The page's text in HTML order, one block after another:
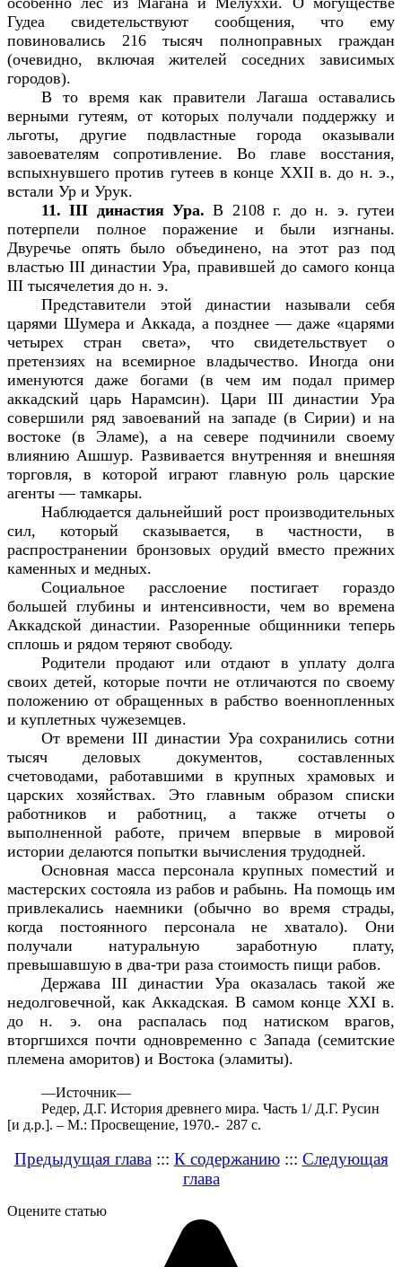
Гудеа свидетельствуют сообщения, что ему
повиновались 216 тысяч полноправных граждан
(очевидно, включая жителей соседних зависимых
городов).
В то время как правители Лагаша оставались
верными гутеям, от которых получали поддержку и
льготы, другие подвластные города оказывали
завоевателям сопротивление. Во главе восстания,
вспыхнувшего против гутеев в конце XXII в. до н. э.,
встали Ур и Урук.
11. III династия Ура. В 2108 г. до н. э. гутеи
потерпели полное поражение и были изгнаны.
Двуречье опять было объединено, на этот раз под
властью III династии Ура, правившей до самого конца
III тысячелетия до н. э.
Представители этой династии называли себя
царями Шумера и Аккада, а позднее — даже «царями
четырех стран света», что свидетельствует о
претензиях на всемирное владычество. Иногда они
именуются даже богами (в чем им подал пример
аккадский царь Нарамсин). Цари III династии Ура
совершили ряд завоеваний на западе (в Сирии) и на
востоке (в Эламе), а на севере подчинили своему
влиянию Ашшур. Развивается внутренняя и внешняя
торговля, в которой играют главную роль царские
агенты — тамкары.
Наблюдается дальнейший рост производительных
сил, который сказывается, в частности, в
распространении бронзовых орудий вместо прежних
каменных и медных.
Социальное расслоение постигает гораздо
большей глубины и интенсивности, чем во времена
Аккадской династии. Разоренные общинники теперь
сплошь и рядом теряют свободу.
Родители продают или отдают в уплату долга
своих детей, которые почти не отличаются по своему
положению от обращенных в рабство военнопленных
и куплетных чужеземцев.
От времени III династии Ура сохранились сотни
тысяч деловых документов, составленных
счетоводами, работавшими в крупных храмовых и
царских хозяйствах. Это главным образом списки
работников и работниц, а также отчеты о
выполненной работе, причем впервые в мировой
истории делаются попытки вычисления трудодней.
Основная масса персонала крупных поместий и
мастерских состояла из рабов и рабынь. На помощь им
привлекались наемники (обычно во время страды,
когда постоянного персонала не хватало). Они
получали натуральную заработную плату,
превышавшую в два-три раза стоимость пищи рабов.
Держава III династии Ура оказалась такой же
недолговечной, как Аккадская. В самом конце XXI в.
до н. э. она распалась под натиском врагов,
вторгшихся почти одновременно с Запада (семитские
племена аморитов) и Востока (эламиты).
—Источник—
Редер, Д.Г. История древнего мира. Часть 1/ Д.Г. Русин
[и д.р.]. – М.: Просвещение, 1970.- 287 с.
Предыдущая глава::: К содержанию::: Следующая
глава
Оцените статью